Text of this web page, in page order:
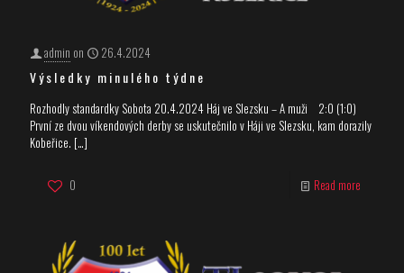
admin on 26.4.2024
Výsledky minulého týdne
Rozhodly standardky Sobota 20.4.2024 Háj ve Slezsku – A muži 2:0 (1:0)
První ze dvou víkendových derby se uskutečnilo v Háji ve Slezsku, kam dorazily
Kobeřice. […]
0 Read more